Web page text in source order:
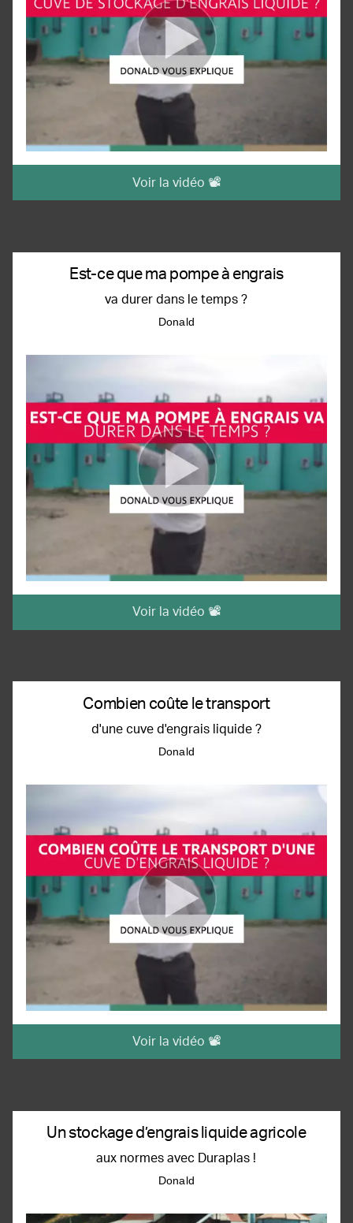
Voir la vidéo 📽️
Est-ce que ma pompe à engrais
va durer dans le temps ?
Donald
Voir la vidéo 📽️
Combien coûte le transport
d'une cuve d'engrais liquide ?
Donald
Voir la vidéo 📽️
Un stockage d’engrais liquide agricole
aux normes avec Duraplas !
Donald